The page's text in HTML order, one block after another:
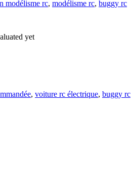
modélisme rc, modélisme rc, buggy rc
yet
, voiture rc électrique, buggy rc